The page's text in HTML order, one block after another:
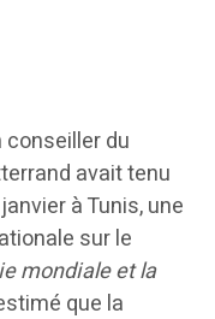
conseiller du
avait tenu
à Tunis, une
sur le
mondiale et la
que la